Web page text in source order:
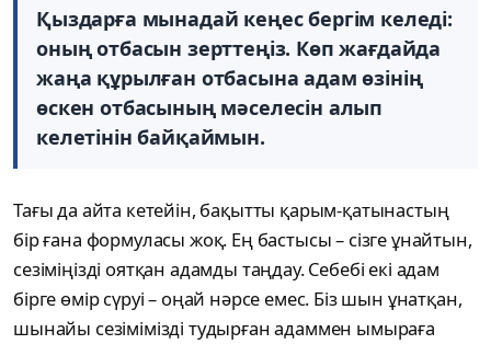
Қыздарға мынадай кеңес бергім келеді:
оның отбасын зерттеңіз. Көп жағдайда
жаңа құрылған отбасына адам өзінің
өскен отбасының мәселесін алып
келетінін байқаймын.
Тағы да айта кетейін, бақытты қарым-қатынастың
бір ғана формуласы жоқ. Ең бастысы – сізге ұнайтын,
сезіміңізді оятқан адамды таңдау. Себебі екі адам
бірге өмір сүруі – оңай нәрсе емес. Біз шын ұнатқан,
шынайы сезімімізді тудырған адаммен ымыраға